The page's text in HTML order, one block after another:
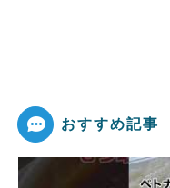
おすすめ記事